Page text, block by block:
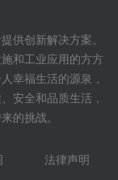
供创新解决方案。
和工业应用的方方
幸福生活的源泉，
安全和品质生活，
的挑战。
法律声明